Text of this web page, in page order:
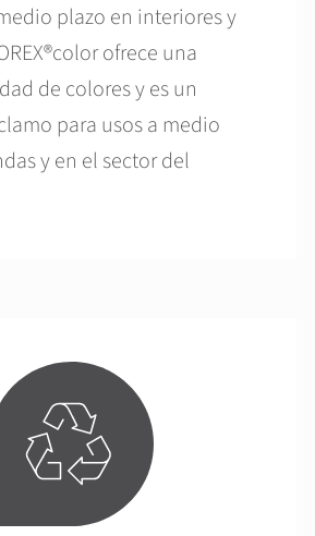
plazo en interiores y
ofrece una
de colores y es un
para usos a medio
y en el sector del